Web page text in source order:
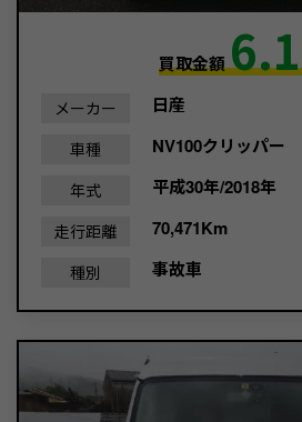
買取金額6.1
メーカー 日産
車種 NV100クリッパー
年式 平成30年/2018年
走行距離 70,471Km
種別 事故車